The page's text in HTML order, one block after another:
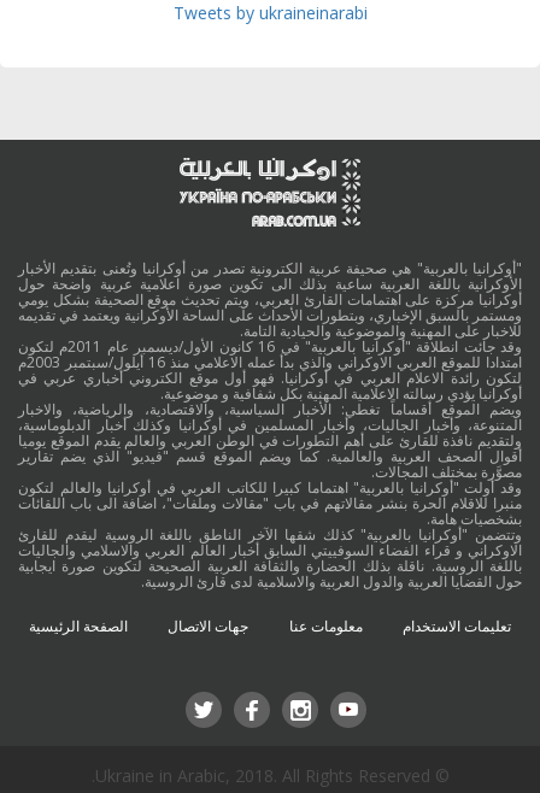
Tweets by ukraineinarabi
"أوكرانيا بالعربية" هي صحيفة عربية الكترونية تصدر من أوكرانيا وتُعنى بتقديم الأخبار
الأوكرانية باللغة العربية ساعية بذلك الى تكوين صورة اعلامية عربية واضحة حول
أوكرانيا مركزة على اهتمامات القارئ العربي، ويتم تحديث موقع الصحيفة بشكل يومي
ومستمر بالسبق الإخباري، وبتطورات الأحداث على الساحة الأوكرانية ويعتمد في تقديمه
للاخبار على المهنية والموضوعية والحيادية التامة.
وقد جائت انطلاقة "أوكرانيا بالعربية" في 16 كانون الأول/ديسمبر عام 2011م لتكون
امتدادا للموقع العربي الاوكراني والذي بدأ عمله الاعلامي منذ 16 أيلول/سبتمبر 2003م
لتكون رائدة الاعلام العربي في أوكرانيا. فهو أول موقع الكتروني أخباري عربي في
أوكرانيا يؤدي رسالته الاعلامية المهنية بكل شفافية و موضوعية.
ويضم الموقع أقساماً تغطي: الأخبار السياسية، والاقتصادية، والرياضية، والاخبار
المتنوعة، وأخبار الجاليات، وأخبار المسلمين في أوكرانيا وكذلك أخبار الدبلوماسية،
ولتقديم نافذة للقارئ على أهم التطورات في الوطن العربي والعالم يقدم الموقع يوميا
أقوال الصحف العربية والعالمية. كما ويضم الموقع قسم "فيديو" الذي يضم تقارير
مصوَّرة بمختلف المجالات.
وقد أولت "أوكرانيا بالعربية" اهتماما كبيرا للكاتب العربي في أوكرانيا والعالم لتكون
منبرا للاقلام الحرة بنشر مقالاتهم في باب "مقالات وملفات"، اضافة الى باب اللقائات
بشخصيات هامة.
وتتضمن "أوكرانيا بالعربية" كذلك شقها الآخر الناطق باللغة الروسية ليقدم للقارئ
الاوكراني و قراء الفضاء السوفييتي السابق أخبار العالم العربي والاسلامي والجاليات
باللغة الروسية. ناقلة بذلك الحضارة والثقافة العربية الصحيحة لتكوين صورة ايجابية
حول القضايا العربية والدول العربية والاسلامية لدى قارئ الروسية.
تعليمات الاستخدام معلومات عنا جهات الاتصال الصفحة الرئيسية
© Ukraine in Arabic, 2018. All Rights Reserved.